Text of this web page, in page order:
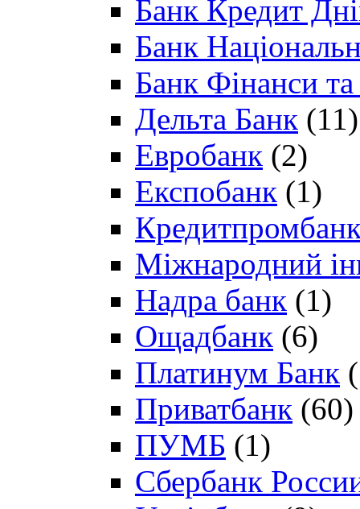
Банк Кредит
Банк
Банк Фінанси
Дельта Банк (11)
Евробанк (2)
Експобанк (1)
Міжнародний
Надра банк (1)
Ощадбанк (6)
Платинум Банк
Приватбанк (60)
ПУМБ (1)
Сбербанк